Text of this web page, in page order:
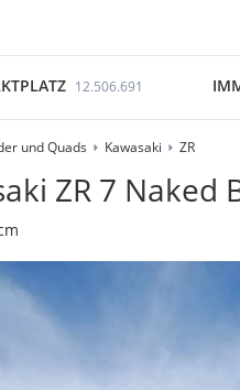
12.506.691
und Quads Kawasaki ZR
ZR 7 Naked